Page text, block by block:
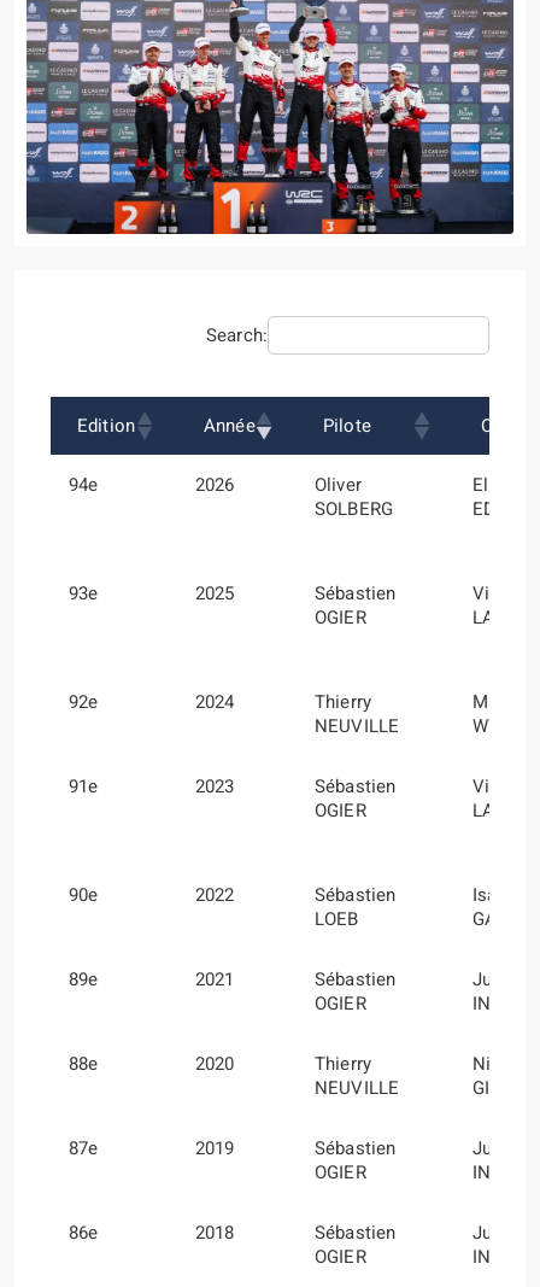
Search:
Edition Année Pilote Co-
94e 2026
Oliver
SOLBERG
Elliott
93e 2025
Sébastien
OGIER
Vincent
92e 2024
Thierry
NEUVILLE
Martijn
91e 2023
Sébastien
OGIER
Vincent
90e 2022
Sébastien
LOEB
Isabelle
89e 2021
Sébastien
OGIER
Julien
88e 2020
Thierry
NEUVILLE
Nicolas
87e 2019
Sébastien
OGIER
Julien
86e 2018
Sébastien
OGIER
Julien